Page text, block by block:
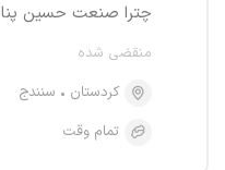
چترا صنعت حسین
منقضی شده
کردستان
سنندج
تمام وقت